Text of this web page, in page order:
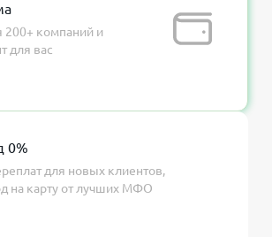
компаний и
для вас
0%
для новых клиентов,
на карту от лучших МФО